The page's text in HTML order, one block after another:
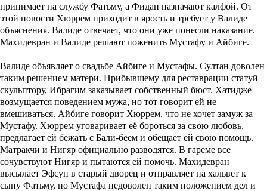
принимает на службу Фатьму, а Фидан назначают калфой. От
этой новости Хюррем приходит в ярость и требует у Валиде
объяснения. Валиде отвечает, что они уже понесли наказание.
Махидевран и Валиде решают поженить Мустафу и Айбиге.
Валиде объявляет о свадьбе Айбиге и Мустафы. Султан доволен
таким решением матери. Прибывшему для реставрации статуй
скульптору, Ибрагим заказывает собственный бюст. Хатидже
возмущается поведением мужа, но тот говорит ей не
вмешиваться. Айбиге говорит Хюррем, что не хочет замуж за
Мустафу. Хюррем уговаривает её бороться за свою любовь,
предлагает ей бежать с Бали-беем и обещает ей свою помощь.
Матракчи и Нигяр официально разводятся. В гареме все
сочувствуют Нигяр и пытаются ей помочь. Махидевран
высылает Эфсун в старый дворец и отправляет на хальвет к
сыну Фатьму, но Мустафа недоволен таким положением дел и